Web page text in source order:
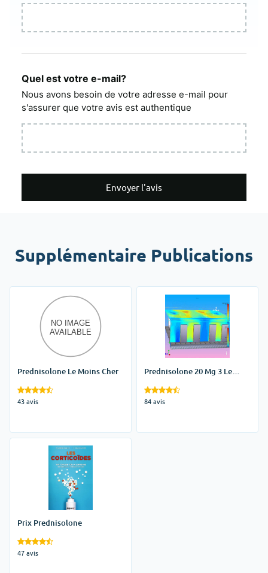
Quel est votre e-mail?
Nous avons besoin de votre adresse e-mail pour
s'assurer que votre avis est authentique
Envoyer l'avis
Supplémentaire Publications
Prednisolone Le Moins Cher
43 avis
Prednisolone 20 Mg 3 Le
84 avis
Prix Prednisolone
47 avis